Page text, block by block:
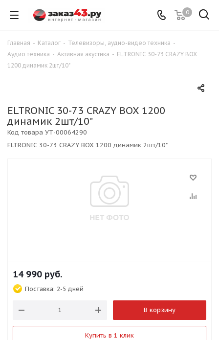
0
Главная - Каталог - Телевизоры, аудио-видео техника -
Аудио техника - Активная акустика - ELTRONIC 30-73 CRAZY BOX
1200 динамик 2шт/10"
ELTRONIC 30-73 CRAZY BOX 1200
динамик 2шт/10"
ELTRONIC 30-73 CRAZY BOX 1200 динамик 2шт/10"
Код товара УТ-00064290
14 990 руб.
Поставка: 2-5 дней
В корзину
Купить в 1 клик